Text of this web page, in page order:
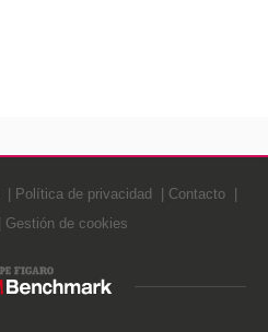
Política de privacidad
Contacto
Gestión de cookies